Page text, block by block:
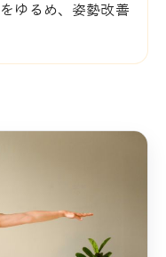
ゆるめ、姿勢改善